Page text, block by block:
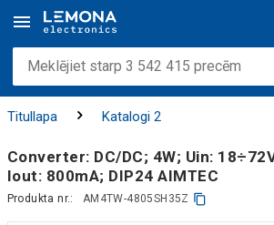
Titullapa Katalogi 2
Converter: DC/DC; 4W; Uin:
Iout: 800mA; DIP24 AIMTEC
Produkta nr.: AM4TW-4805SH35Z